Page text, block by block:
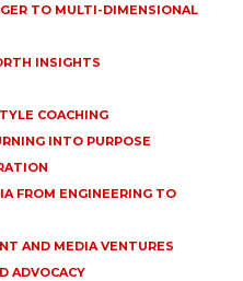
TO MULTI-DIMENSIONAL
INSIGHTS
COACHING
INTO PURPOSE
FROM ENGINEERING TO
AND MEDIA VENTURES
ADVOCACY